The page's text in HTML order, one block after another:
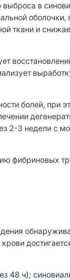
выброса в
оболочки,
ткани и
болей, при
2-3 недели с
фибриновых
48 ч);